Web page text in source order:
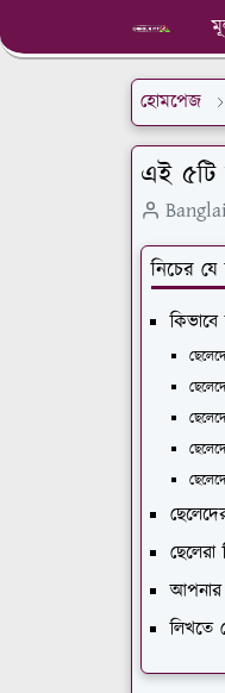
হোমপেজ
এই ৫টি
নিচের
আপনার
লিখতে